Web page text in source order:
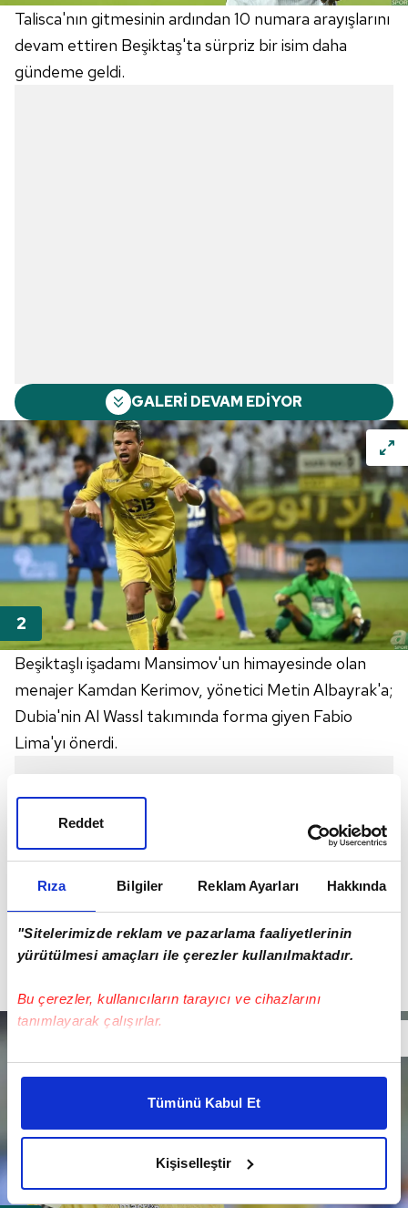
Rıza Bilgiler Reklam Ayarları Hakkında
"Sitelerimizde reklam ve pazarlama faaliyetlerinin
yürütülmesi amaçları ile çerezler kullanılmaktadır.
Bu çerezler, kullanıcıların tarayıcı ve cihazlarını
tanımlayarak çalışırlar.
Bu çerezlere izin vermeniz halinde sizlere özel
daha iyi reklam deneyimi yaşatabiliriz. Bunu yaparken
amacımızın size daha iyi bir reklam deneyimi sunmak
elimizden gelen çabayı gösterdiğimizi ve bu noktada,
Tümünü Kabul Et
Kişiselleştir
Reddet
Talisca'nın gitmesinin ardından 10 numara arayışlarını
devam ettiren Beşiktaş'ta sürpriz bir isim daha
gündeme geldi.
GALERİ DEVAM EDİYOR
Beşiktaşlı işadamı Mansimov'un himayesinde olan
menajer Kamdan Kerimov, yönetici Metin Albayrak'a;
Dubia'nin Al Wassl takımında forma giyen Fabio
Lima'yı önerdi.